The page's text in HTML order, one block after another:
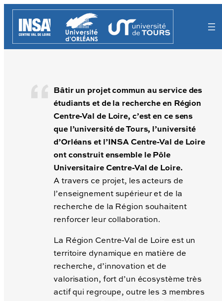
Aller
contenu
Bâtir un projet commun au service des
étudiants et de la recherche en Région
Centre-Val de Loire, c’est en ce sens
que l’université de Tours, l’université
d’Orléans et l’INSA Centre-Val de Loire
ont construit ensemble le Pôle
Universitaire Centre-Val de Loire.
A travers ce projet, les acteurs de
l’enseignement supérieur et de la
recherche de la Région souhaitent
renforcer leur collaboration.
La Région Centre-Val de Loire est un
territoire dynamique en matière de
recherche, d’innovation et de
valorisation, fort d’un écosystème très
actif qui regroupe, outre les 3 membres